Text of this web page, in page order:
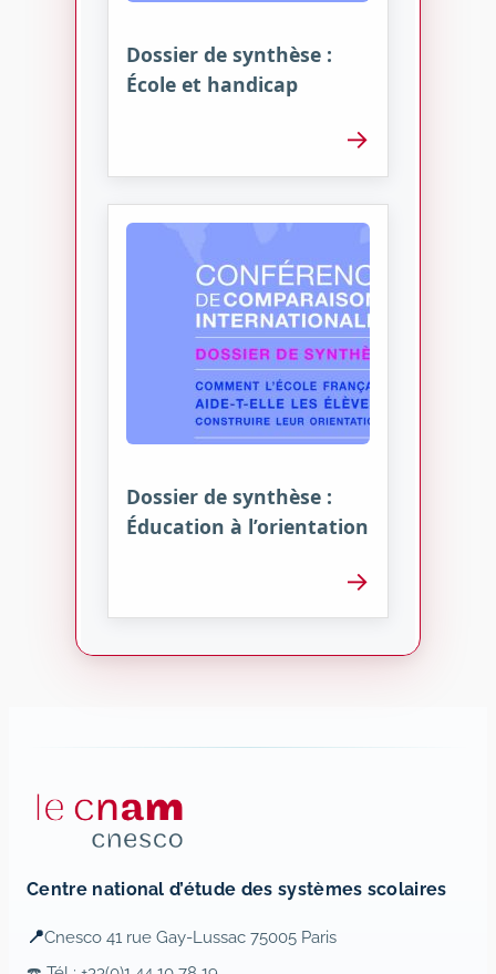
Dossier de synthèse :
École et handicap
→
Dossier de synthèse :
Éducation à l’orientation
→
Centre national d’étude des systèmes scolaires
📍Cnesco 41 rue Gay-Lussac 75005 Paris